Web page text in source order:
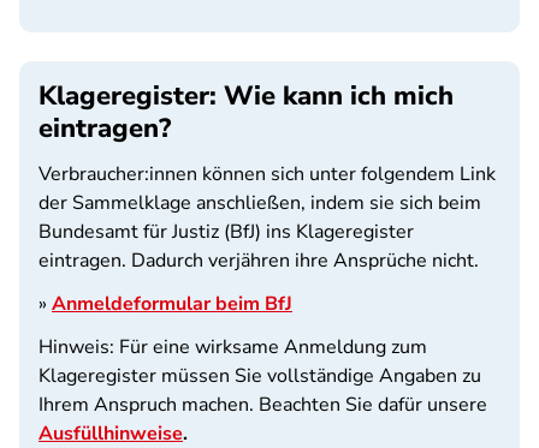
Klageregister: Wie kann ich mich
eintragen?
Verbraucher:innen können sich unter folgendem Link
der Sammelklage anschließen, indem sie sich beim
Bundesamt für Justiz (BfJ) ins Klageregister
eintragen. Dadurch verjähren ihre Ansprüche nicht.
» Anmeldeformular beim BfJ
Hinweis: Für eine wirksame Anmeldung zum
Klageregister müssen Sie vollständige Angaben zu
Ihrem Anspruch machen. Beachten Sie dafür unsere
Ausfüllhinweise.